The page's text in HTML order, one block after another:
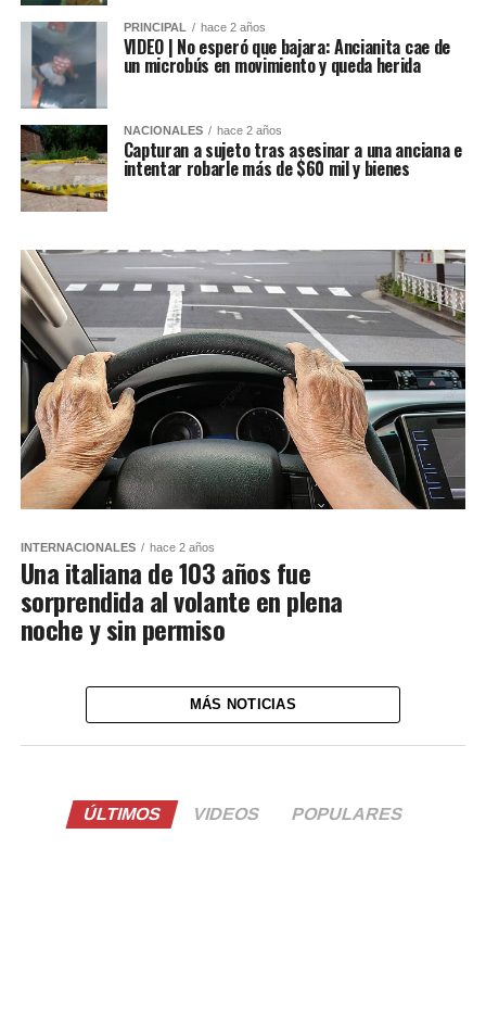
PRINCIPAL hace 2 años
VIDEO | No esperó que bajara: Ancianita cae de
un microbús en movimiento y queda herida
NACIONALES hace 2 años
Capturan a sujeto tras asesinar a una anciana e
intentar robarle más de $60 mil y bienes
INTERNACIONALES hace 2 años
Una italiana de 103 años fue
sorprendida al volante en plena
noche y sin permiso
MÁS NOTICIAS
ÚLTIMOS VIDEOS POPULARES